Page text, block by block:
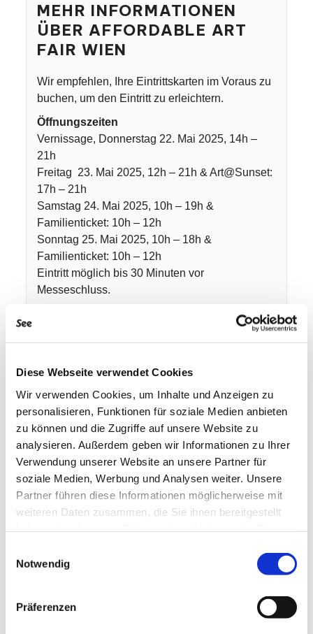
Diese Webseite verwendet Cookies
Wir verwenden Cookies, um Inhalte und Anzeigen zu
personalisieren, Funktionen für soziale Medien anbieten
zu können und die Zugriffe auf unsere Website zu
analysieren. Außerdem geben wir Informationen zu Ihrer
Verwendung unserer Website an unsere Partner für
soziale Medien, Werbung und Analysen weiter. Unsere
Partner führen diese Informationen möglicherweise mit
weiteren Daten zusammen, die Sie ihnen bereitgestellt
Notwendig
Präferenzen
MEHR INFORMATIONEN
ÜBER AFFORDABLE ART
FAIR WIEN
Wir empfehlen, Ihre Eintrittskarten im Voraus zu
buchen, um den Eintritt zu erleichtern.
Öffnungszeiten
Vernissage, Donnerstag 22. Mai 2025, 14h –
21h
Freitag 23. Mai 2025, 12h – 21h & Art@Sunset:
17h – 21h
Samstag 24. Mai 2025, 10h – 19h &
Familienticket: 10h – 12h
Sonntag 25. Mai 2025, 10h – 18h &
Familienticket: 10h – 12h
Eintritt möglich bis 30 Minuten vor
Messeschluss.
Tagesticket - € 16
Behinderung, sowie für Personen, die
Arbeitslosengeld oder Sozialhilfe beziehen.
Nachweis der Ermäßigung erforderlich. Nur zu
bestimmten Zeiten verfügbar. Bitte beachten
Sie: Wenn Sie eine Begleitperson benötigen,
senden Sie uns bitte eine E-Mail an
viennacoordinator@affordableartfair.com, um
ein kostenloses Ticket zu erhalten.
Unter 16 Jahren - kostenlos, nur in Begleitung
erworben werden.